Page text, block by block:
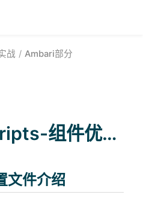
战 Ambari部分
Step17-Scripts-组件优先级
文件介绍